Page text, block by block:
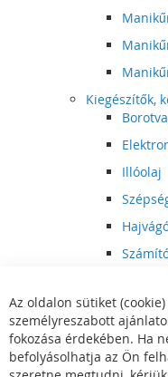
Kiegészítők,
Illóolaj
Szórakoztató
Multimédia
DVD,
Az oldalon sütiket
személyreszabott
fokozása érdekében. Ha
befolyásolhatja az Ön